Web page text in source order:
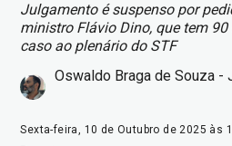
Julgamento é suspenso por
ministro Flávio Dino, que tem
caso ao plenário do STF
Oswaldo Braga de Souza -
Sexta-feira, 10 de Outubro de 2025 às